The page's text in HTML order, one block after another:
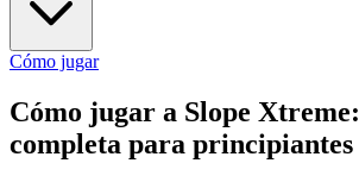
Cómo jugar
Cómo jugar a Slope
completa para principiantes